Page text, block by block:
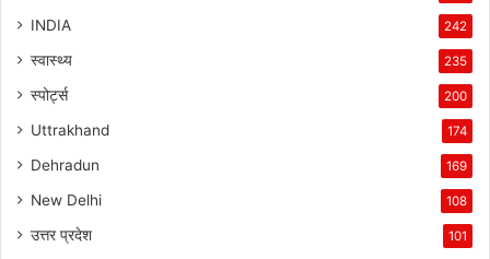
INDIA 242
स्वास्थ्य 235
स्पोर्ट्स 200
Uttrakhand 174
Dehradun 169
New Delhi 108
उत्तर प्रदेश 101